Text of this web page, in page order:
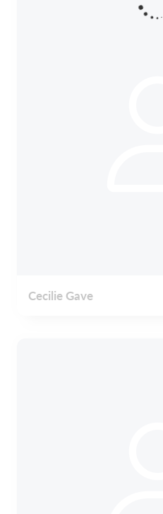
Cecilie Gave